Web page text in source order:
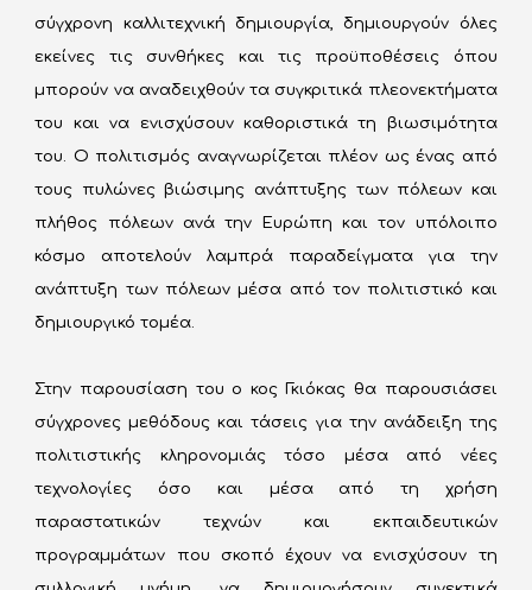
σύγχρονη καλλιτεχνική δημιουργία, δημιουργούν όλες
εκείνες τις συνθήκες και τις προϋποθέσεις όπου
μπορούν να αναδειχθούν τα συγκριτικά πλεονεκτήματα
του και να ενισχύσουν καθοριστικά τη βιωσιμότητα
του. Ο πολιτισμός αναγνωρίζεται πλέον ως ένας από
τους πυλώνες βιώσιμης ανάπτυξης των πόλεων και
πλήθος πόλεων ανά την Ευρώπη και τον υπόλοιπο
κόσμο αποτελούν λαμπρά παραδείγματα για την
ανάπτυξη των πόλεων μέσα από τον πολιτιστικό και
δημιουργικό τομέα.
Στην παρουσίαση του ο κος Γκιόκας θα παρουσιάσει
σύγχρονες μεθόδους και τάσεις για την ανάδειξη της
πολιτιστικής κληρονομιάς τόσο μέσα από νέες
τεχνολογίες όσο και μέσα από τη χρήση
παραστατικών τεχνών και εκπαιδευτικών
προγραμμάτων που σκοπό έχουν να ενισχύσουν τη